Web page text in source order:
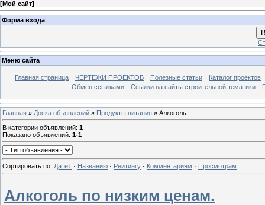
[Мой сайт]
Форма входа
Меню сайта
Главная страница ЧЕРТЕЖИ ПРОЕКТОВ Полезные статьи
Каталог проектов
Обмен ссылками
Ссылки на сайты строительной тематики
Главная » Доска объявлений » Продукты питания » Алкоголь
В категории объявлений: 1
Показано объявлений: 1-1
Сортировать по: Дате · Названию · Рейтингу · Комментариям · Просмотрам
Aлкоголь по низким ценам.